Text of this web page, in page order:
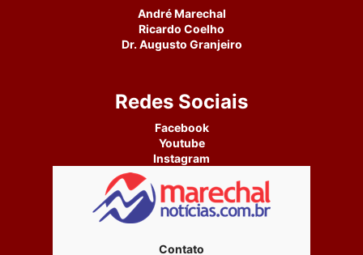
André Marechal
Ricardo Coelho
Dr. Augusto Granjeiro
Redes Sociais
Facebook
Youtube
Instagram
Contato